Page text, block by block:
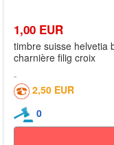
1,00 EUR
timbre suisse helvetia
charnière filig croix
2,50 EUR
0